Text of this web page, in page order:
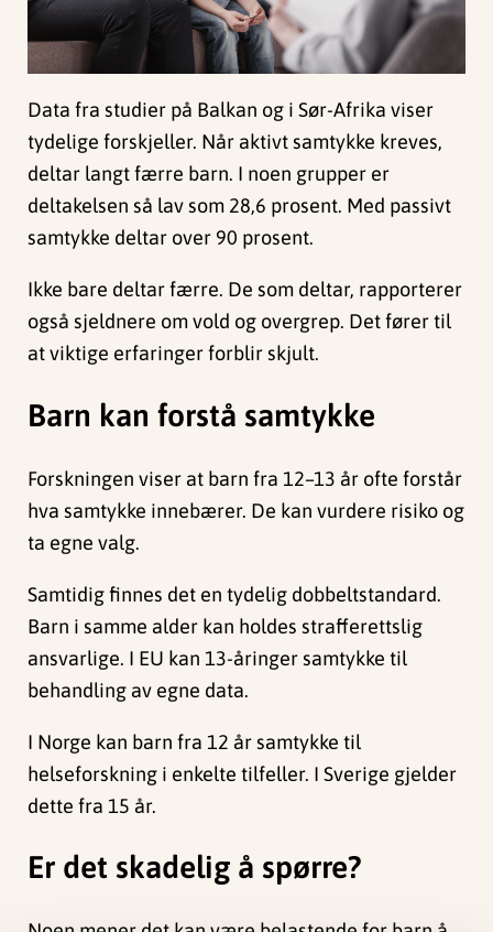
Data fra studier på Balkan og i Sør-Afrika viser
tydelige forskjeller. Når aktivt samtykke kreves,
deltar langt færre barn. I noen grupper er
deltakelsen så lav som 28,6 prosent. Med passivt
samtykke deltar over 90 prosent.
Ikke bare deltar færre. De som deltar, rapporterer
også sjeldnere om vold og overgrep. Det fører til
at viktige erfaringer forblir skjult.
Barn kan forstå samtykke
Forskningen viser at barn fra 12–13 år ofte forstår
hva samtykke innebærer. De kan vurdere risiko og
ta egne valg.
Samtidig finnes det en tydelig dobbeltstandard.
Barn i samme alder kan holdes strafferettslig
ansvarlige. I EU kan 13-åringer samtykke til
behandling av egne data.
I Norge kan barn fra 12 år samtykke til
helseforskning i enkelte tilfeller. I Sverige gjelder
dette fra 15 år.
Er det skadelig å spørre?